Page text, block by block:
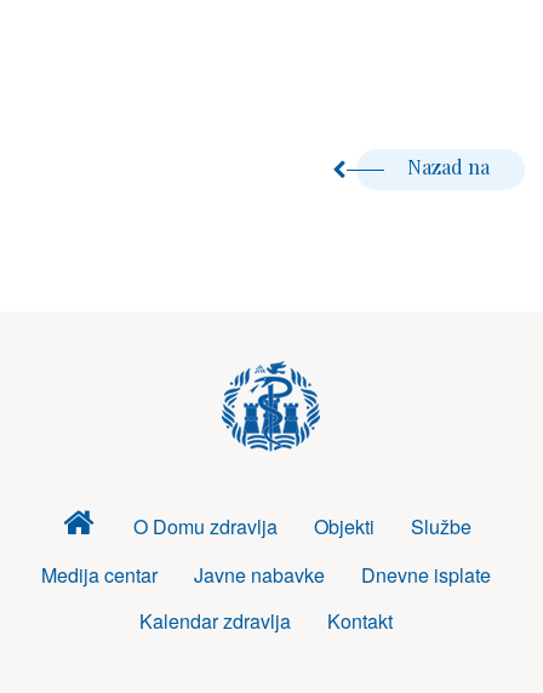
Nazad na
Dom
zdravlja
O Domu zdravlja Objekti
Službe
Medija centar
Javne nabavke
Dnevne isplate
Kalendar zdravlja
Kontakt